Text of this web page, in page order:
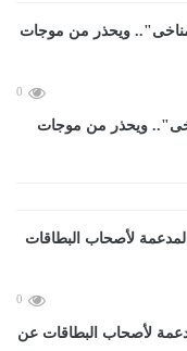
0
ويحذر من موجات
0
لأصحاب البطاقات عن